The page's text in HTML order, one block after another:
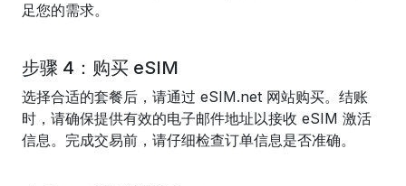
足您的需求。
步骤 4：购买 eSIM
选择合适的套餐后，请通过 eSIM.net 网站购买。结账
时，请确保提供有效的电子邮件地址以接收 eSIM 激活
信息。完成交易前，请仔细检查订单信息是否准确。